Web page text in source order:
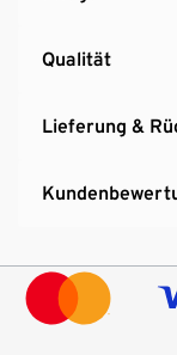
Qualität
Lieferung &